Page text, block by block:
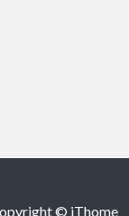
© iThome